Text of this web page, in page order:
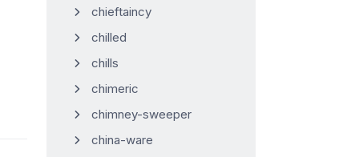
chieftaincy
chilled
chills
chimeric
chimney-sweeper
china-ware